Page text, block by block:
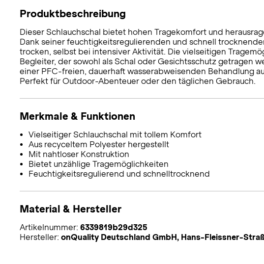
Produktbeschreibung
Dieser Schlauchschal bietet hohen Tragekomfort und
Dank seiner feuchtigkeitsregulierenden und schnell
trocken, selbst bei intensiver Aktivität. Die vielseitigen
Begleiter, der sowohl als Schal oder Gesichtsschutz getragen
einer PFC-freien, dauerhaft wasserabweisenden Behandlung
Perfekt für Outdoor-Abenteuer oder den täglichen Gebrauch.
Merkmale & Funktionen
Vielseitiger Schlauchschal mit tollem Komfort
Aus recyceltem Polyester hergestellt
Mit nahtloser Konstruktion
Bietet unzählige Tragemöglichkeiten
Feuchtigkeitsregulierend und schnelltrocknend
Material & Hersteller
Artikelnummer: 6339819b29d325
Hersteller: onQuality Deutschland GmbH, Hans-Fleissner-